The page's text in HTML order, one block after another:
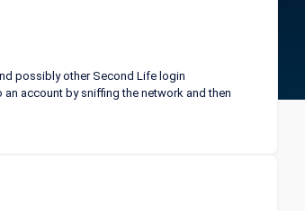
possibly other Second Life login
account by sniffing the network and then